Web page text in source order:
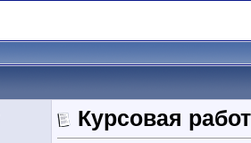
Курсовая